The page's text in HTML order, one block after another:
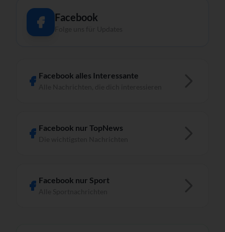
Facebook
Facebook alles Interessante
Facebook nur TopNews
Facebook nur Sport